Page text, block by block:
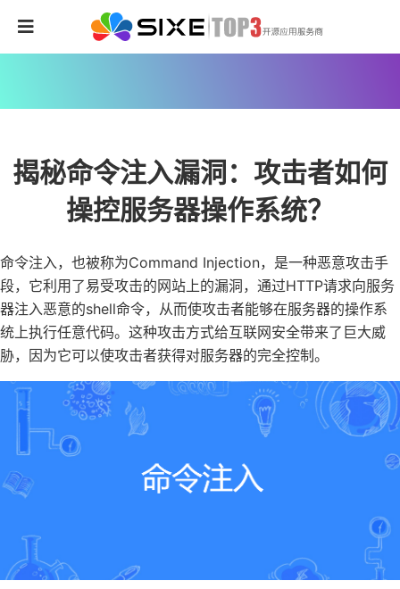
揭秘命令注入漏洞：攻击者如何
操控服务器操作系统？
命令注入，也被称为Command Injection，是一种恶意攻击手
段，它利用了易受攻击的网站上的漏洞，通过HTTP请求向服务
器注入恶意的shell命令，从而使攻击者能够在服务器的操作系
统上执行任意代码。这种攻击方式给互联网安全带来了巨大威
胁，因为它可以使攻击者获得对服务器的完全控制。